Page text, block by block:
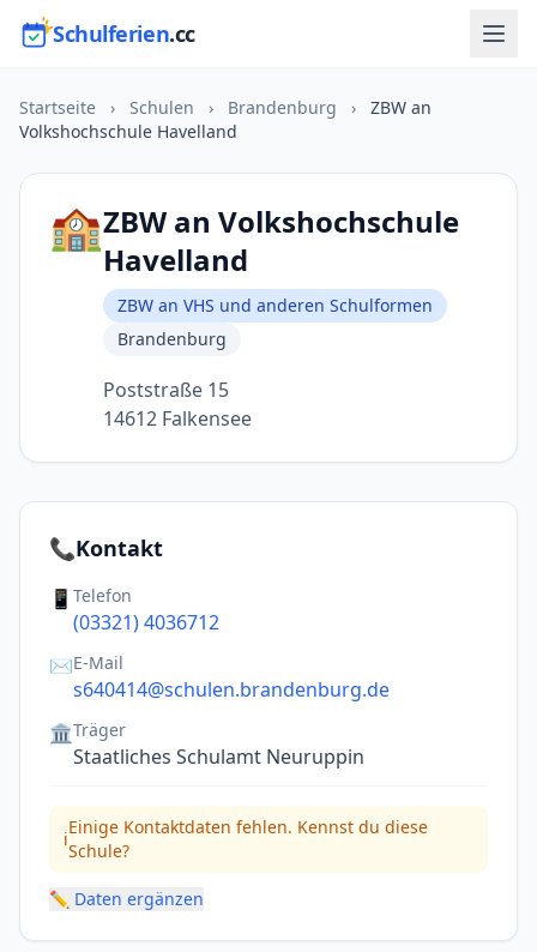
Schulferien.cc
Startseite › Schulen › Brandenburg ›
ZBW an
Volkshochschule Havelland
🏫ZBW an Volkshochschule
Havelland
ZBW an VHS und anderen Schulformen
Brandenburg
Poststraße 15
14612 Falkensee
📞Kontakt
📱 Telefon
(03321) 4036712
✉️E-Mail
s640414@schulen.brandenburg.de
🏛️Träger
Staatliches Schulamt Neuruppin
ℹ️
Einige Kontaktdaten fehlen. Kennst du diese
Schule?
✏️ Daten ergänzen